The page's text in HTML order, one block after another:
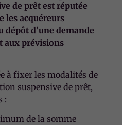
de prêt est réputée
les acquéreurs
d’une demande
aux prévisions
à fixer les modalités de
suspensive de prêt,
:
de la somme